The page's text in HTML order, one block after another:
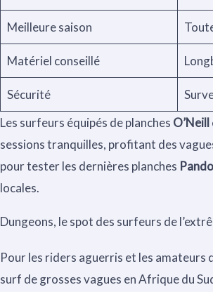
Meilleure saison
Matériel conseillé
Sécurité
Les surfeurs équipés de planches O’Neill
sessions tranquilles, profitant des
pour tester les dernières planches
locales.
Dungeons, le spot des surfeurs de
Pour les riders aguerris et les amateurs
surf de grosses vagues en Afrique du